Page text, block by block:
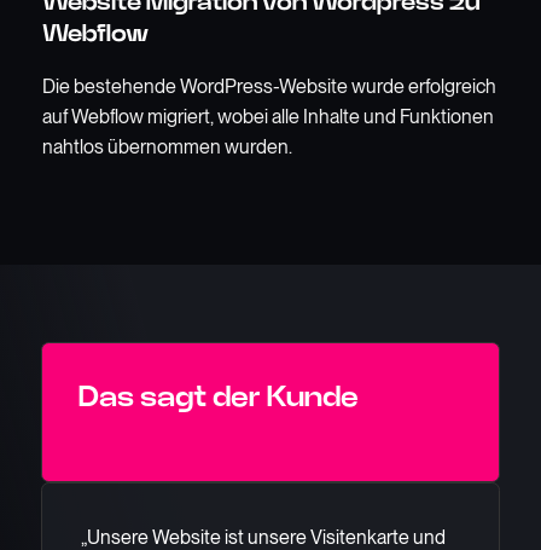
Webflow
Die bestehende WordPress-Website wurde erfolgreich
auf Webflow migriert, wobei alle Inhalte und Funktionen
nahtlos übernommen wurden.
Das sagt der Kunde
„Unsere Website ist unsere Visitenkarte und